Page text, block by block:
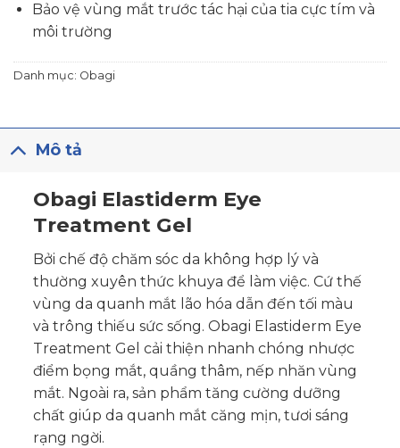
Bảo vệ vùng mắt trước tác hại của tia cực tím và
môi trường
Danh mục: Obagi
Mô tả
Obagi Elastiderm Eye
Treatment Gel
Bởi chế độ chăm sóc da không hợp lý và
thường xuyên thức khuya để làm việc. Cứ thế
vùng da quanh mắt lão hóa dẫn đến tối màu
và trông thiếu sức sống. Obagi Elastiderm Eye
Treatment Gel cải thiện nhanh chóng nhược
điểm bọng mắt, quầng thâm, nếp nhăn vùng
mắt. Ngoài ra, sản phẩm tăng cường dưỡng
chất giúp da quanh mắt căng mịn, tươi sáng
rạng ngời.